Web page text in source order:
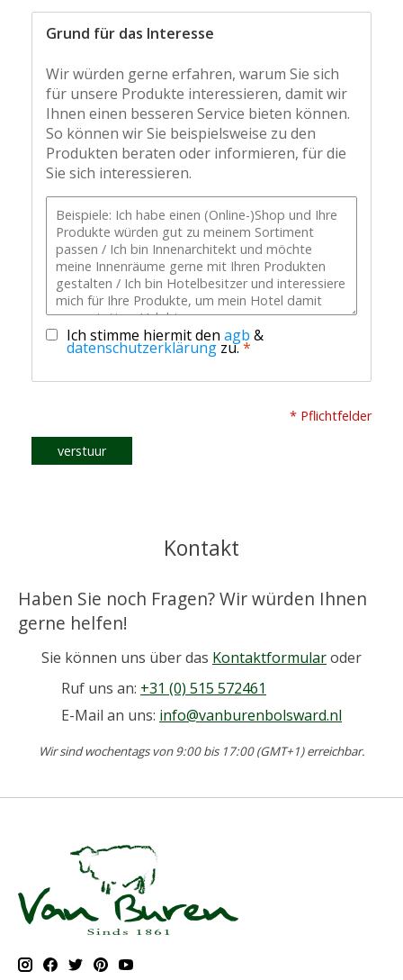
Grund für das Interesse
Wir würden gerne erfahren, warum Sie sich
für unsere Produkte interessieren, damit wir
Ihnen einen besseren Service bieten können.
So können wir Sie beispielsweise zu den
Produkten beraten oder informieren, für die
Sie sich interessieren.
Ich stimme hiermit den agb &
datenschutzerklärung zu.*
* Pflichtfelder
verstuur
Kontakt
Haben Sie noch Fragen? Wir würden Ihnen
gerne helfen!
Sie können uns über das Kontaktformularoder
Ruf uns an: +31 (0) 515 572461
E-Mail an uns: info@vanburenbolsward.nl
Wir sind wochentags von 9:00 bis 17:00 (GMT+1) erreichbar.